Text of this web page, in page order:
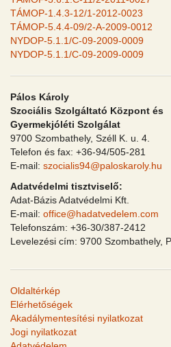
TÁMOP-1.4.3-12/1-2012-0023
TÁMOP-5.4.4-09/2-A-2009-0012
NYDOP-5.1.1/C-09-2009-0009
NYDOP-5.1.1/C-09-2009-0009
Pálos Károly
Szociális Szolgáltató Központ és
Gyermekjóléti Szolgálat
9700 Szombathely, Széll K. u. 4.
Telefon és fax: +36-94/505-281
E-mail: szocialis94@paloskaroly.hu
Adatvédelmi tisztviselő:
Adat-Bázis Adatvédelmi Kft.
E-mail: office@hadatvedelem.com
Telefonszám: +36-30/387-2412
Levelezési cím: 9700 Szombathely,
Oldaltérkép
Elérhetőségek
Akadálymentesítési nyilatkozat
Jogi nyilatkozat